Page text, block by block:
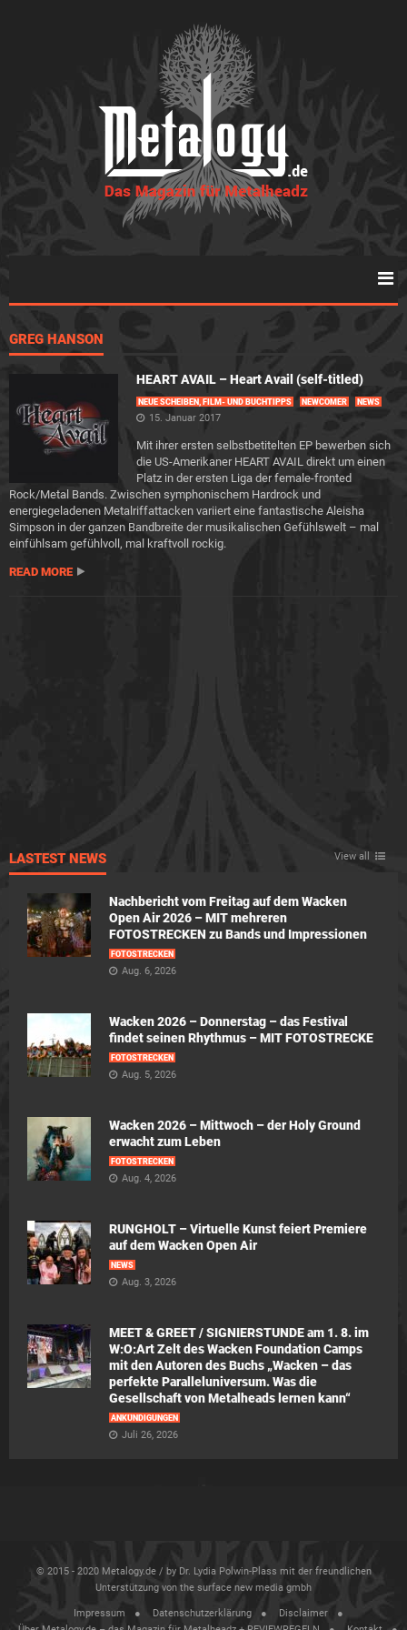
GREG HANSON
HEART AVAIL – Heart Avail (self-titled)
NEUE SCHEIBEN, FILM- UND BUCHTIPPS NEWCOMER NEWS
15. Januar 2017
Mit ihrer ersten selbstbetitelten EP bewerben sich
die US-Amerikaner HEART AVAIL direkt um einen
Platz in der ersten Liga der female-fronted
Rock/Metal Bands. Zwischen symphonischem Hardrock und
energiegeladenen Metalriffattacken variiert eine fantastische Aleisha
Simpson in der ganzen Bandbreite der musikalischen Gefühlswelt – mal
einfühlsam gefühlvoll, mal kraftvoll rockig.
READ MORE
LASTEST NEWS View all
Nachbericht vom Freitag auf dem Wacken
Open Air 2026 – MIT mehreren
FOTOSTRECKEN zu Bands und Impressionen
FOTOSTRECKEN
Aug. 6, 2026
Wacken 2026 – Donnerstag – das Festival
findet seinen Rhythmus – MIT FOTOSTRECKE
FOTOSTRECKEN
Aug. 5, 2026
Wacken 2026 – Mittwoch – der Holy Ground
erwacht zum Leben
FOTOSTRECKEN
Aug. 4, 2026
RUNGHOLT – Virtuelle Kunst feiert Premiere
auf dem Wacken Open Air
NEWS
Aug. 3, 2026
MEET & GREET / SIGNIERSTUNDE am 1. 8. im
W:O:Art Zelt des Wacken Foundation Camps
mit den Autoren des Buchs „Wacken – das
perfekte Paralleluniversum. Was die
Gesellschaft von Metalheads lernen kann“
ANKÜNDIGUNGEN
Juli 26, 2026
© 2015 - 2020 Metalogy.de / by Dr. Lydia Polwin-Plass mit der freundlichen
Unterstützung von the surface new media gmbh
Impressum Datenschutzerklärung
Disclaimer